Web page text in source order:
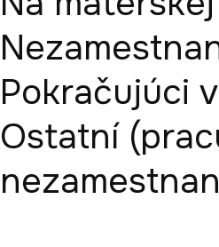
Pokračujúci
Ostatní